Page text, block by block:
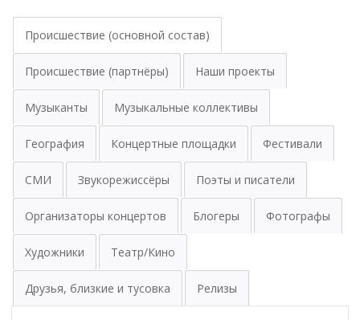
Происшествие (основной состав)
Происшествие (партнёры) Наши проекты
Музыканты Музыкальные коллективы
География Концертные площадки Фестивали
СМИ Звукорежиссёры Поэты и писатели
Организаторы концертов Блогеры Фотографы
Художники Театр/Кино
Друзья, близкие и тусовка Релизы